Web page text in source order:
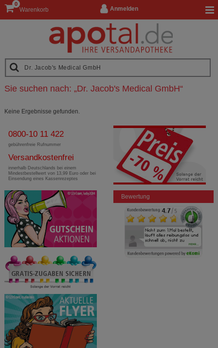
Anmelden
Warenkorb
0
Sie suchen nach: „Dr. Jacob's Medical GmbH“
Keine Ergebnisse gefunden.
0800-10 11 422
gebührenfreie Rufnummer
Versandkostenfrei
innerhalb Deutschlands bei einem
Mindestbestellwert von 13,99 Euro oder bei
Einsendung eines Kassenrezeptes
Bewertung